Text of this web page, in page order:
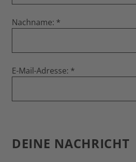
Nachname:
E-Mail-Adresse:
DEINE NACHRICHT